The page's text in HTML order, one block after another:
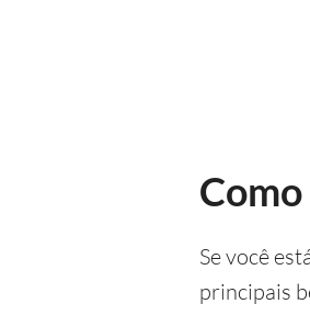
Se você
principais